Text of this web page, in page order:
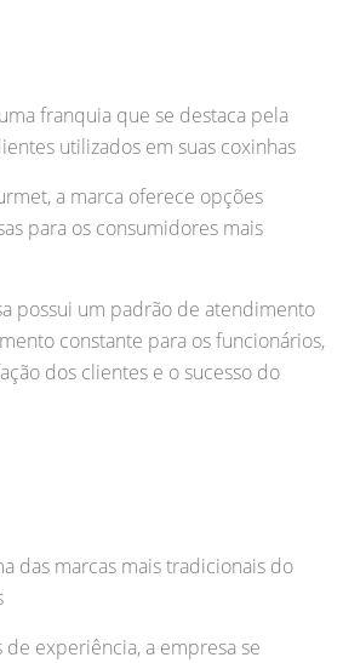
franquia que se destaca pela
utilizados em suas coxinhas
a marca oferece opções
para os consumidores mais
possui um padrão de atendimento
constante para os funcionários,
dos clientes e o sucesso do
das marcas mais tradicionais do
de experiência, a empresa se